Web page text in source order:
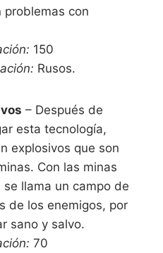
problemas con
150
Rusos.
– Después de
esta tecnología,
explosivos que son
Con las minas
llama un campo de
de los enemigos, por
sano y salvo.
70